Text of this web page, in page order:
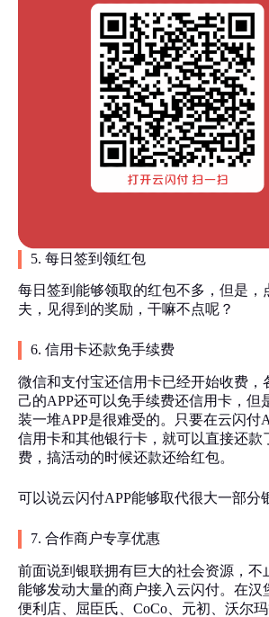
5. 每日签到领红包
每日签到能够领取的红包不多，但是，
夫，见得到的奖励，干嘛不点呢？
6. 信用卡还款免手续费
微信和支付宝还信用卡已经开始收费，
己的APP还可以免手续费还信用卡，但
装一堆APP是很难受的。只要在云闪付
信用卡和其他银行卡，就可以直接还款
费，搞活动的时候还款还给红包。
可以说云闪付APP能够取代很大一部分
7. 合作商户专享优惠
前面说到银联拥有巨大的社会资源，不
能够发动大量的商户接入云闪付。在汉
便利店、屈臣氏、CoCo、元初、沃尔